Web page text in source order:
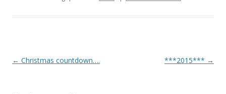
Berichtnavigatie
← Christmas countdown…. ***2015*** →